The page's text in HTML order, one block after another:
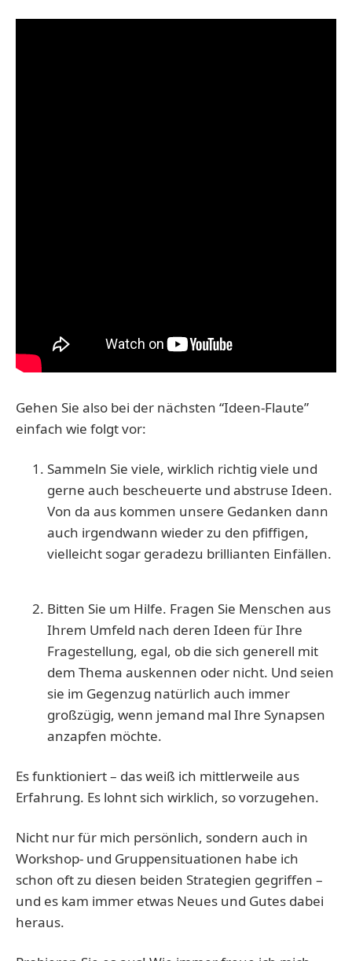
Gehen Sie also bei der nächsten “Ideen-Flaute”
einfach wie folgt vor:
Sammeln Sie viele, wirklich richtig viele und
gerne auch bescheuerte und abstruse Ideen.
Von da aus kommen unsere Gedanken dann
auch irgendwann wieder zu den pfiffigen,
vielleicht sogar geradezu brillianten Einfällen.
Bitten Sie um Hilfe. Fragen Sie Menschen aus
Ihrem Umfeld nach deren Ideen für Ihre
Fragestellung, egal, ob die sich generell mit
dem Thema auskennen oder nicht. Und seien
sie im Gegenzug natürlich auch immer
großzügig, wenn jemand mal Ihre Synapsen
anzapfen möchte.
Es funktioniert – das weiß ich mittlerweile aus
Erfahrung. Es lohnt sich wirklich, so vorzugehen.
Nicht nur für mich persönlich, sondern auch in
Workshop- und Gruppensituationen habe ich
schon oft zu diesen beiden Strategien gegriffen –
und es kam immer etwas Neues und Gutes dabei
heraus.